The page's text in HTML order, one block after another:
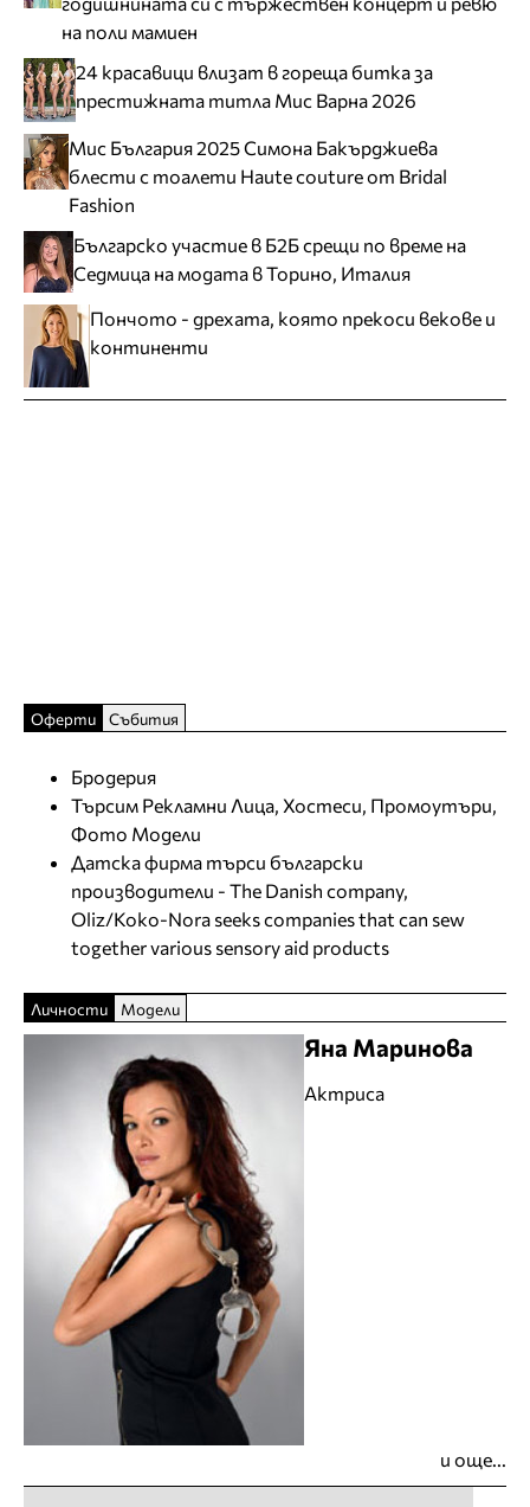
на поли мамиен
24 красавици влизат в гореща битка за
престижната титла Мис Варна 2026
Мис България 2025 Симона Бакърджиева
блести с тоалети Haute couture от Bridal
Fashion
Българско участие в Б2Б срещи по време на
Седмица на модата в Торино, Италия
Пончото - дрехата, която прекоси векове и
континенти
Оферти Събития
Бродерия
Търсим Рекламни Лица, Хостеси, Промоутъри,
Фото Модели
Датска фирма търси български
производители - The Danish company,
Oliz/Koko-Nora seeks companies that can sew
together various sensory aid products
Личности Модели
Яна Маринова
Актриса
и още...